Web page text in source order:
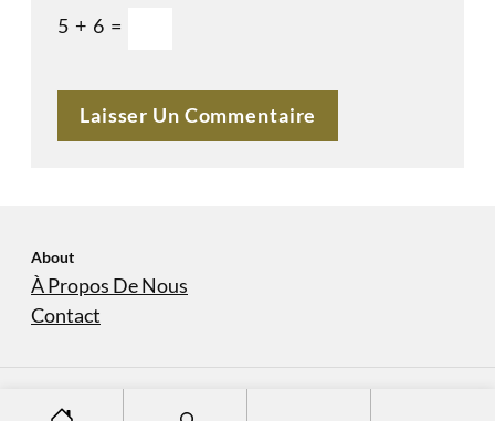
5 + 6 =
About
À Propos De Nous
Contact
Copyright © 2023